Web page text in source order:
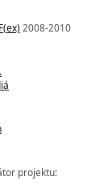
2008-2010
projektu: